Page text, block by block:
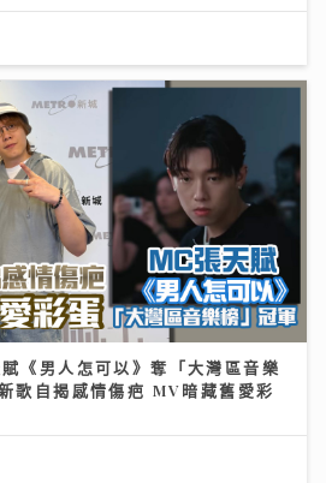
《男人怎可以》奪「大灣區音樂
歌自揭感情傷疤 MV暗藏舊愛彩